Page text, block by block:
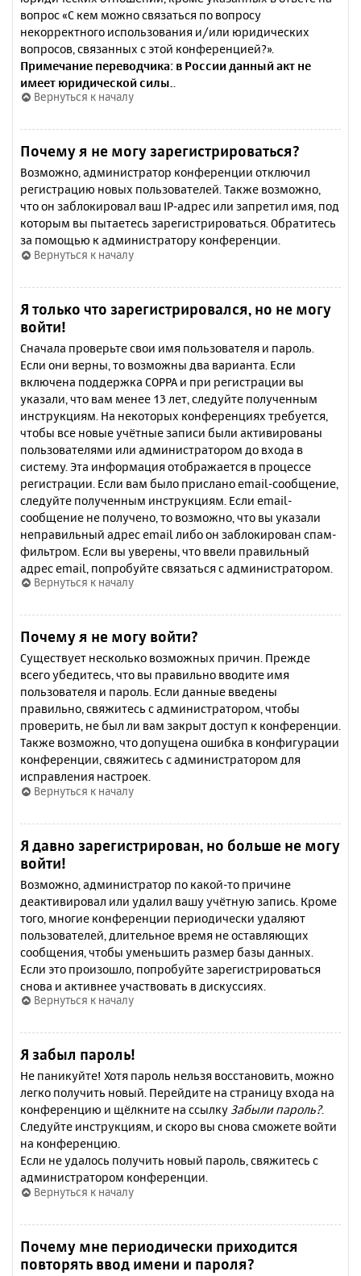
вопрос «С кем можно связаться по вопросу
некорректного использования и/или юридических
вопросов, связанных с этой конференцией?».
Примечание переводчика: в России данный акт не
имеет юридической силы.
Вернуться к началу
Почему я не могу зарегистрироваться?
Возможно, администратор конференции отключил
регистрацию новых пользователей. Также возможно,
что он заблокировал ваш IP-адрес или запретил имя, под
которым вы пытаетесь зарегистрироваться. Обратитесь
за помощью к администратору конференции.
Вернуться к началу
Я только что зарегистрировался, но не могу
войти!
Сначала проверьте свои имя пользователя и пароль.
Если они верны, то возможны два варианта. Если
включена поддержка COPPA и при регистрации вы
указали, что вам менее 13 лет, следуйте полученным
инструкциям. На некоторых конференциях требуется,
чтобы все новые учётные записи были активированы
пользователями или администратором до входа в
систему. Эта информация отображается в процессе
регистрации. Если вам было прислано email-сообщение,
следуйте полученным инструкциям. Если email-
сообщение не получено, то возможно, что вы указали
неправильный адрес email либо он заблокирован спам-
фильтром. Если вы уверены, что ввели правильный
адрес email, попробуйте связаться с администратором.
Вернуться к началу
Почему я не могу войти?
Существует несколько возможных причин. Прежде
всего убедитесь, что вы правильно вводите имя
пользователя и пароль. Если данные введены
правильно, свяжитесь с администратором, чтобы
проверить, не был ли вам закрыт доступ к конференции.
Также возможно, что допущена ошибка в конфигурации
конференции, свяжитесь с администратором для
исправления настроек.
Вернуться к началу
Я давно зарегистрирован, но больше не могу
войти!
Возможно, администратор по какой-то причине
деактивировал или удалил вашу учётную запись. Кроме
того, многие конференции периодически удаляют
пользователей, длительное время не оставляющих
сообщения, чтобы уменьшить размер базы данных.
Если это произошло, попробуйте зарегистрироваться
снова и активнее участвовать в дискуссиях.
Вернуться к началу
Я забыл пароль!
Не паникуйте! Хотя пароль нельзя восстановить, можно
легко получить новый. Перейдите на страницу входа на
конференцию и щёлкните на ссылку Забыли пароль?.
Следуйте инструкциям, и скоро вы снова сможете войти
на конференцию.
Если не удалось получить новый пароль, свяжитесь с
администратором конференции.
Вернуться к началу
Почему мне периодически приходится
повторять ввод имени и пароля?